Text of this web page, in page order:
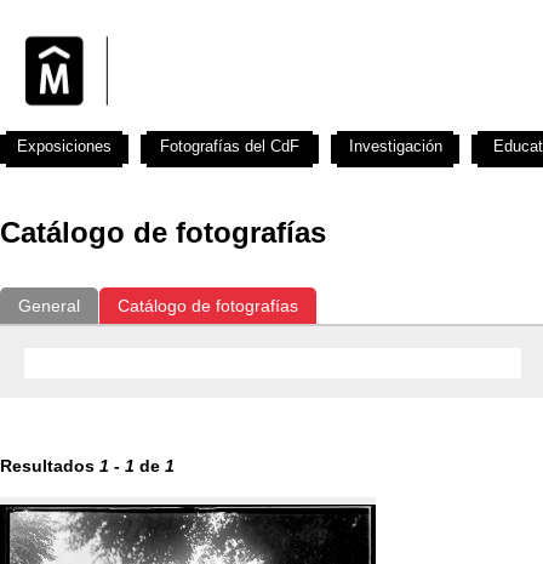
Catálogo de fotografías
General Catálogo de fotografías
Resultados 1 - 1 de 1
Exposiciones Fotografías del CdF Investigación